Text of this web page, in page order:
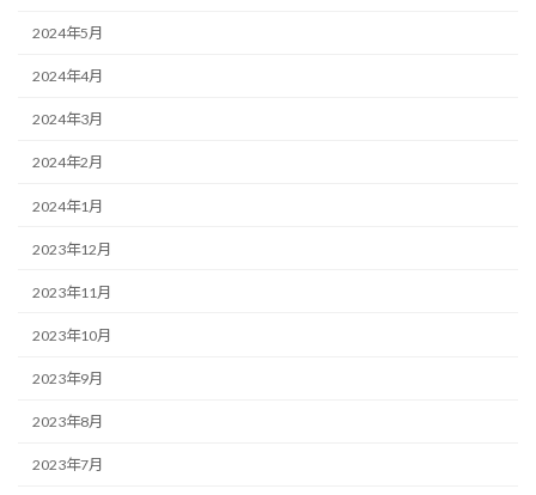
2024年5月
2024年4月
2024年3月
2024年2月
2024年1月
2023年12月
2023年11月
2023年10月
2023年9月
2023年8月
2023年7月